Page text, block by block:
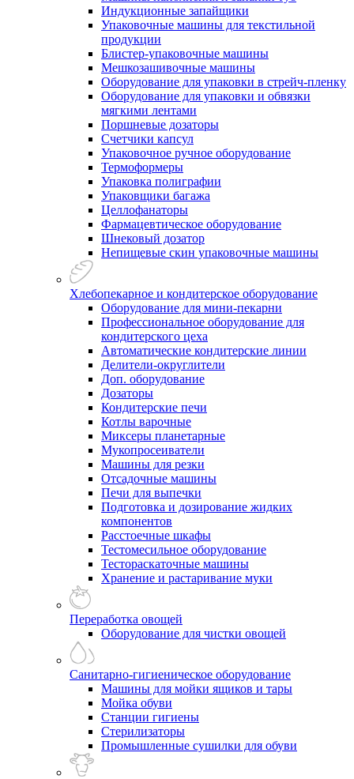
Индукционные запайщики
Упаковочные машины для текстильной
продукции
Блистер-упаковочные машины
Мешкозашивочные машины
Оборудование для упаковки в стрейч-пленку
Оборудование для упаковки и обвязки
мягкими лентами
Поршневые дозаторы
Счетчики капсул
Упаковочное ручное оборудование
Термоформеры
Упаковка полиграфии
Упаковщики багажа
Целлофанаторы
Фармацевтическое оборудование
Шнековый дозатор
Непищевые скин упаковочные машины
Хлебопекарное и кондитерское оборудование
Оборудование для мини-пекарни
Профессиональное оборудование для
кондитерского цеха
Автоматические кондитерские линии
Делители-округлители
Доп. оборудование
Дозаторы
Кондитерские печи
Котлы варочные
Миксеры планетарные
Мукопросеиватели
Машины для резки
Отсадочные машины
Печи для выпечки
Подготовка и дозирование жидких
компонентов
Расстоечные шкафы
Тестомесильное оборудование
Тестораскаточные машины
Хранение и растаривание муки
Переработка овощей
Оборудование для чистки овощей
Санитарно-гигиеническое оборудование
Машины для мойки ящиков и тары
Мойка обуви
Станции гигиены
Стерилизаторы
Промышленные сушилки для обуви